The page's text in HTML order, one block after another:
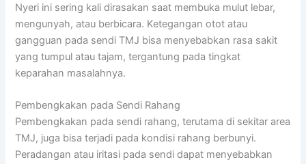
Nyeri ini sering kali dirasakan saat membuka mulut lebar,
mengunyah, atau berbicara. Ketegangan otot atau
gangguan pada sendi TMJ bisa menyebabkan rasa sakit
yang tumpul atau tajam, tergantung pada tingkat
keparahan masalahnya.
Pembengkakan pada Sendi Rahang
Pembengkakan pada sendi rahang, terutama di sekitar area
TMJ, juga bisa terjadi pada kondisi rahang berbunyi.
Peradangan atau iritasi pada sendi dapat menyebabkan